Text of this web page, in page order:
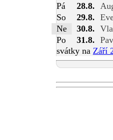
Pá
28.8.
So
29.8.
Ne
30.8.
Po
31.8.
svátky na Září